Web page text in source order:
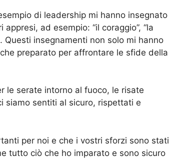
di leadership mi hanno insegnato
ad esempio: “il coraggio”, “la
Questi insegnamenti non solo mi hanno
preparato per affrontare le sfide della
le serate intorno al fuoco, le risate
siamo sentiti al sicuro, rispettati e
per noi e che i vostri sforzi sono stati
tutto ciò che ho imparato e sono sicuro